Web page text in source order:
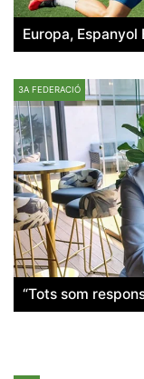
Europa,
3A FEDERACIÓ
“Tots som